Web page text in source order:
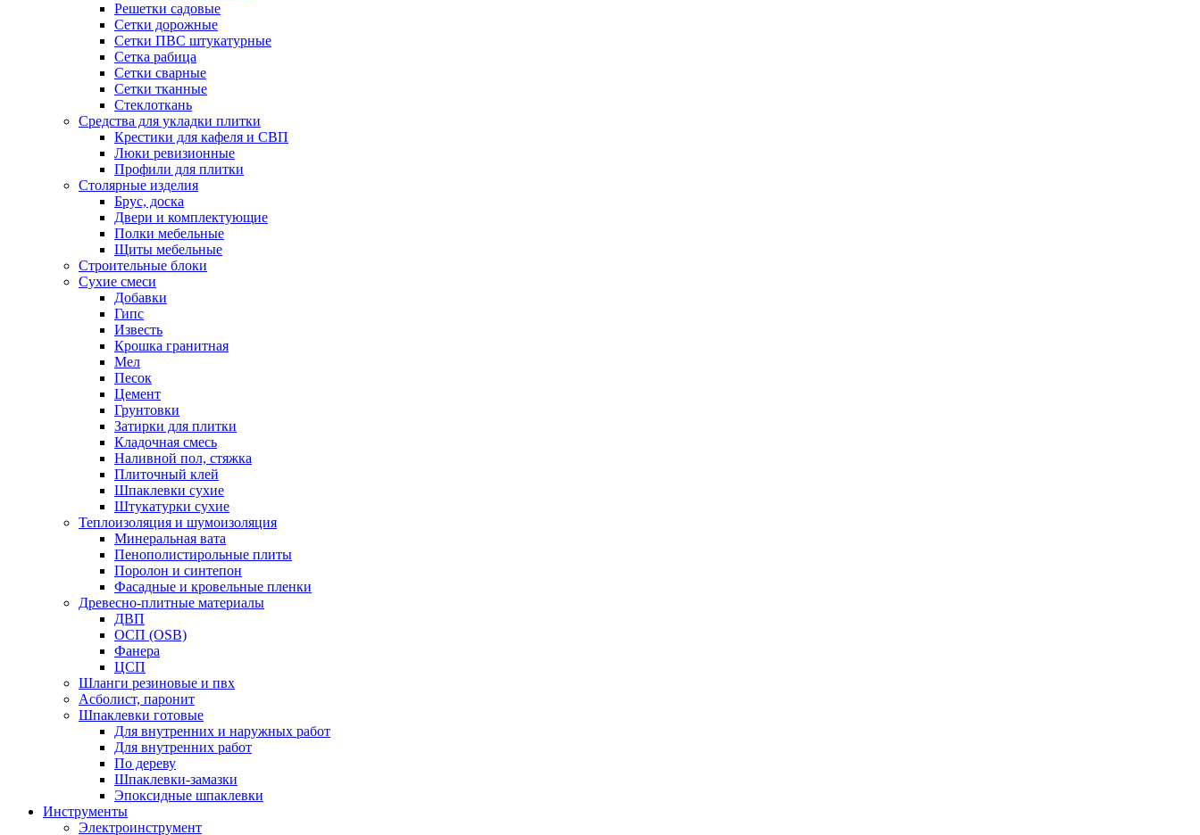
Решетки садовые
Сетки дорожные
Сетки ПВС штукатурные
Сетка рабица
Сетки сварные
Сетки тканные
Стеклоткань
Средства для укладки плитки
Крестики для кафеля и СВП
Люки ревизионные
Профили для плитки
Столярные изделия
Брус, доска
Двери и комплектующие
Полки мебельные
Щиты мебельные
Строительные блоки
Сухие смеси
Добавки
Гипс
Известь
Крошка гранитная
Мел
Песок
Цемент
Грунтовки
Затирки для плитки
Кладочная смесь
Наливной пол, стяжка
Плиточный клей
Шпаклевки сухие
Штукатурки сухие
Теплоизоляция и шумоизоляция
Минеральная вата
Пенополистирольные плиты
Поролон и синтепон
Фасадные и кровельные пленки
Древесно-плитные материалы
ДВП
ОСП (OSB)
Фанера
ЦСП
Шланги резиновые и пвх
Асболист, паронит
Шпаклевки готовые
Для внутренних и наружных работ
Для внутренних работ
По дереву
Шпаклевки-замазки
Эпоксидные шпаклевки
Инструменты
Электроинструмент